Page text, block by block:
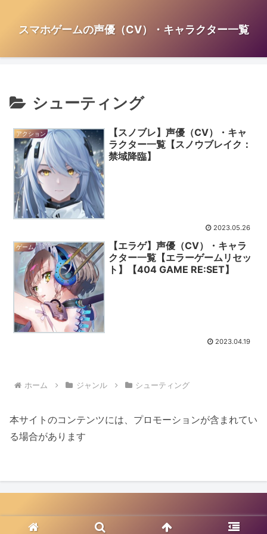
スマホゲームの声優（CV）・キャラクター一覧
シューティング
アクション
【スノブレ】声優（CV）・キャ
ラクター一覧【スノウブレイク：
禁域降臨】
2023.05.26
ゲーム
【エラゲ】声優（CV）・キャラ
クター一覧【エラーゲームリセッ
ト】【404 GAME RE:SET】
2023.04.19
ホーム ジャンル シューティング
本サイトのコンテンツには、プロモーションが含まれてい
る場合があります
© 2020-2026 スマホゲームの声優（CV）・キャラクター一覧.